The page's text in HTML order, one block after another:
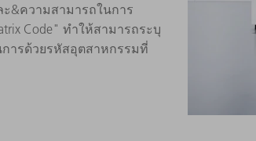
ะ&ความสามารถในการ
Code" ทำให้สามารถระบุ
ารด้วยรหัสอุตสาหกรรมที่